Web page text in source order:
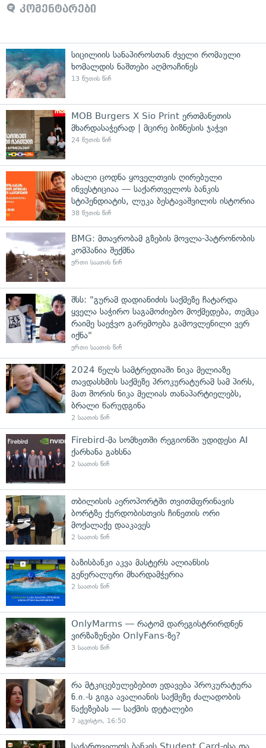
კომენტარები
სიცილიის სანაპიროსთან ძველი რომაული
ხომალდის ნაშთები აღმოაჩინეს
13 წუთის წინ
MOB Burgers X Sio Print ერთმანეთის
მხარდასაჭერად | მცირე ბიზნესის ჯაჭვი
24 წუთის წინ
ახალი ცოდნა ყოველთვის ღირებული
ინვესტიციაა — საქართველოს ბანკის
სტიპენდიატის, ლუკა ბესტავაშვილის ისტორია
38 წუთის წინ
BMG: მთავრობამ გზების მოვლა-პატრონობის
კომპანია შექმნა
ერთი საათის წინ
შსს: "გურამ დადიანიძის საქმეზე ჩატარდა
ყველა საჭირო საგამოძიებო მოქმედება, თუმცა
რაიმე საეჭვო გარემოება გამოვლენილი ვერ
იქნა"
ერთი საათის წინ
2024 წელს სამტრედიაში ნიკა მელიაზე
თავდასხმის საქმეზე პროკურატურამ სამ პირს,
მათ შორის ნიკა მელიას თანაპარტიელებს,
ბრალი წარუდგინა
2 საათის წინ
Firebird-მა სომხეთში რეგიონში უდიდესი AI
ქარხანა გახსნა
2 საათის წინ
თბილისის აეროპორტში თვითმფრინავის
ბორტზე ქურდობისთვის ჩინეთის ორი
მოქალაქე დააკავეს
2 საათის წინ
ბაზისბანკი აკვა მასტერს ალიანსის
გენერალური მხარდამჭერია
2 საათის წინ
OnlyMarms — რატომ დარეგისტრირდნენ
ვირზაზუნები OnlyFans-ზე?
3 საათის წინ
რა მტკიცებულებებით ედავება პროკურატურა
ნ.ი.-ს გიგა ავალიანის საქმეზე ძალადობის
წაქეზებას — საქმის დეტალები
7 აგვისტო, 16:50